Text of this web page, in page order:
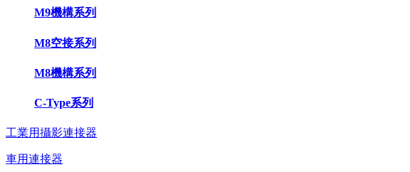
M9機構系列
M8空接系列
M8機構系列
C-Type系列
工業用攝影連接器
車用連接器